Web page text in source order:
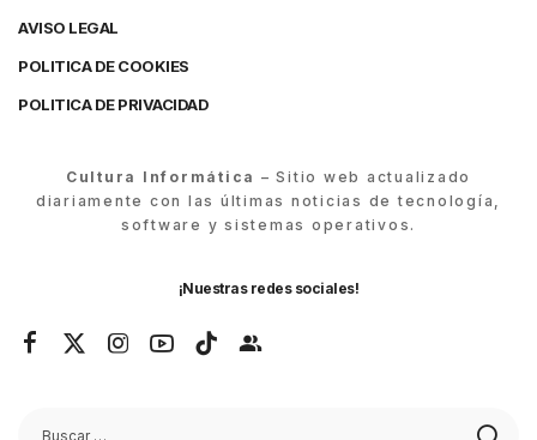
AVISO LEGAL
POLITICA DE COOKIES
POLITICA DE PRIVACIDAD
Cultura Informática – Sitio web actualizado
diariamente con las últimas noticias de tecnología,
software y sistemas operativos.
¡Nuestras redes sociales!